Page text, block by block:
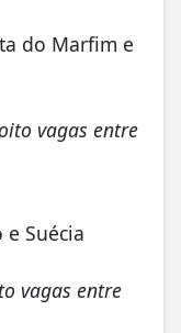
do Marfim e
vagas entre
e Suécia
vagas entre